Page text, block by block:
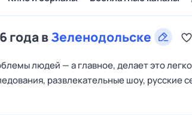
года вЗеленодольске
людей — а главное, делает это
развлекательные шоу, русские